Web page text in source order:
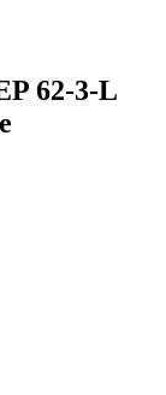
62-3-L